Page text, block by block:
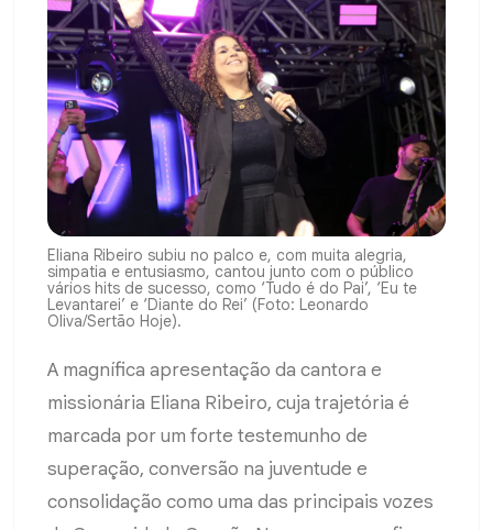
Eliana Ribeiro subiu no palco e, com muita alegria,
simpatia e entusiasmo, cantou junto com o público
vários hits de sucesso, como ‘Tudo é do Pai’, ‘Eu te
Levantarei’ e ‘Diante do Rei’ (Foto: Leonardo
Oliva/Sertão Hoje).
A magnífica apresentação da cantora e
missionária Eliana Ribeiro, cuja trajetória é
marcada por um forte testemunho de
superação, conversão na juventude e
consolidação como uma das principais vozes